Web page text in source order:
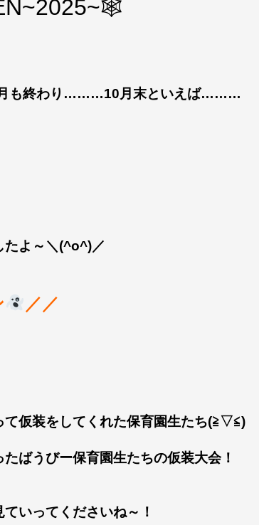
月も終わり………10月末といえば………
たよ～＼(^o^)／
／／
仮装をしてくれた保育園生たち(≧▽≦)
ばうびー保育園生たちの仮装大会！
いってくださいね～！